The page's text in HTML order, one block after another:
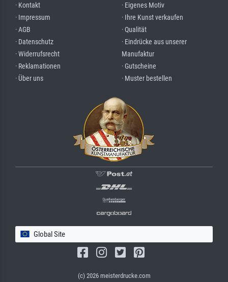
· Kontakt
· Impressum
· AGB
· Datenschutz
· Widerrufsrecht
· Reklamationen
· Über uns
· Eigenes Motiv
· Ihre Kunst verkaufen
· Qualität
· Eindrücke aus unserer
Manufaktur
· Gutscheine
· Muster bestellen
Global Site
(c) 2026 meisterdrucke.com